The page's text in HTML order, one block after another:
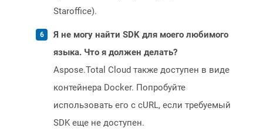
Staroffice).
Я не могу найти SDK для моего любимого
языка. Что я должен делать?
Aspose.Total Cloud также доступен в виде
контейнера Docker. Попробуйте
использовать его с cURL, если требуемый
SDK еще не доступен.